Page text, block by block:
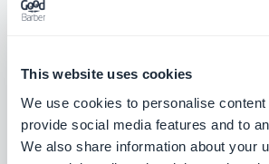
This website uses cookies
We use cookies to personalise
provide social media features and to
We also share information about your
hecho, no solo puede
solucionarse más rápido, sino
responder correctamente te
conectarte con tus usuarios y